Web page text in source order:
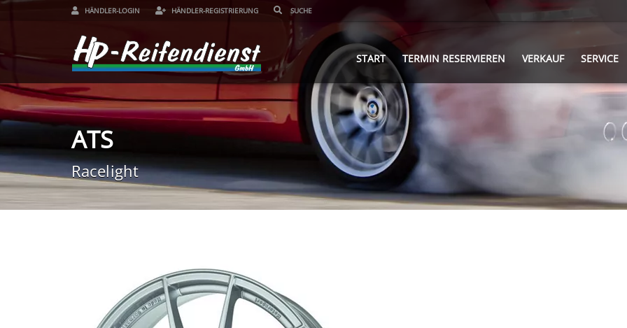
HÄNDLER-LOGIN HÄNDLER-REGISTRIERUNG
START TERMIN RESERVIEREN VERKAUF SERVICE
ATS
Racelight